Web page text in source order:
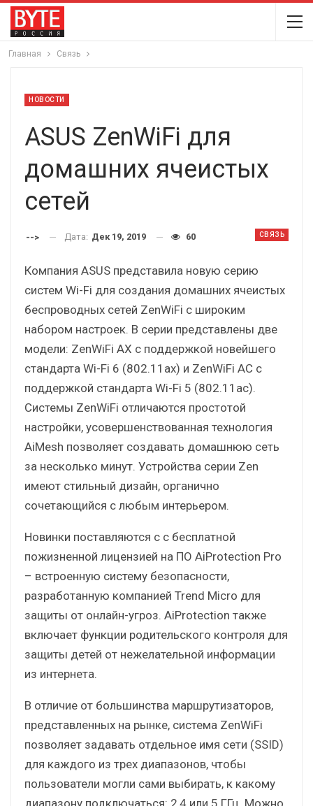
Главная Связь
НОВОСТИ
ASUS ZenWiFi для
домашних ячеистых
сетей
СВЯЗЬ
--> Дата: Дек 19, 2019 60
Компания ASUS представила новую серию
систем Wi-Fi для создания домашних ячеистых
беспроводных сетей ZenWiFi с широким
набором настроек. В серии представлены две
модели: ZenWiFi AX с поддержкой новейшего
стандарта Wi-Fi 6 (802.11ax) и ZenWiFi AC с
поддержкой стандарта Wi-Fi 5 (802.11ac).
Системы ZenWiFi отличаются простотой
настройки, усовершенствованная технология
AiMesh позволяет создавать домашнюю сеть
за несколько минут. Устройства серии Zen
имеют стильный дизайн, органично
сочетающийся с любым интерьером.
Новинки поставляются с с бесплатной
пожизненной лицензией на ПО AiProtection Pro
– встроенную систему безопасности,
разработанную компанией Trend Micro для
защиты от онлайн-угроз. AiProtection также
включает функции родительского контроля для
защиты детей от нежелательной информации
из интернета.
В отличие от большинства маршрутизаторов,
представленных на рынке, система ZenWiFi
позволяет задавать отдельное имя сети (SSID)
для каждого из трех диапазонов, чтобы
пользователи могли сами выбирать, к какому
диапазону подключаться: 2,4 или 5 ГГц. Можно